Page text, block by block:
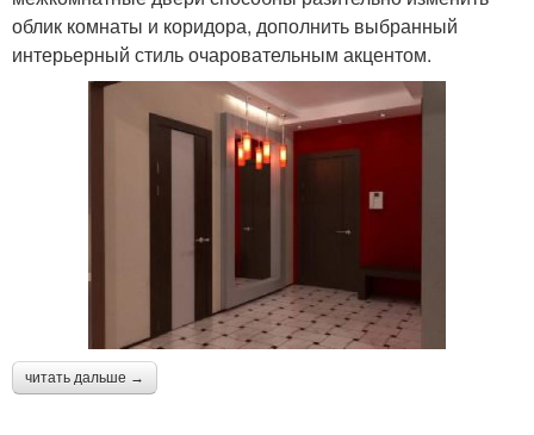
облик комнаты и коридора, дополнить выбранный
интерьерный стиль очаровательным акцентом.
читать дальше →